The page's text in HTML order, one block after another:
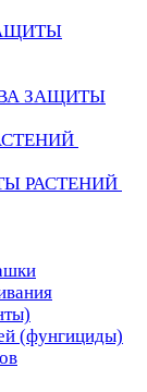
ЗАЩИТЫ
РАСТЕНИЙ
(фунгициды)